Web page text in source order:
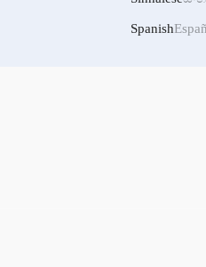
Spanish